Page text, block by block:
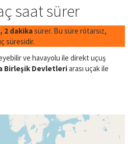
saat sürer
2 dakikasürer. Bu süre rötarsız,
süresidir.
ve havayolu ile direkt uçuş
Birleşik Devletleriarası uçak ile